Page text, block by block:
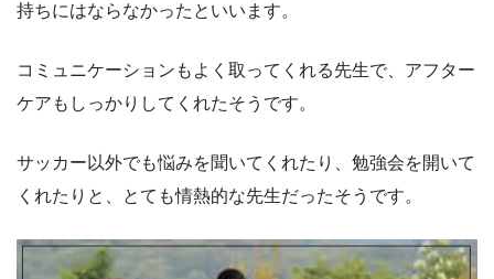
持ちにはならなかったといいます。
コミュニケーションもよく取ってくれる先生で、アフター
ケアもしっかりしてくれたそうです。
サッカー以外でも悩みを聞いてくれたり、勉強会を開いて
くれたりと、とても情熱的な先生だったそうです。